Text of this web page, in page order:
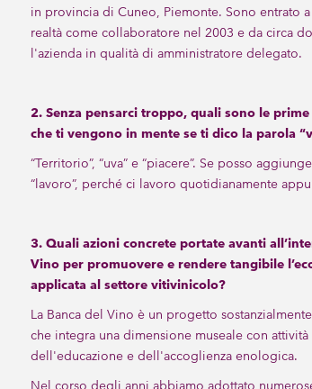
in provincia di Cuneo, Piemonte. Sono entrato
realtà come collaboratore nel 2003 e da circa
l'azienda in qualità di amministratore delegato.
2. Senza pensarci troppo, quali sono le
che ti vengono in mente se ti dico la parola
“Territorio”, “uva” e “piacere”. Se posso
“lavoro”, perché ci lavoro quotidianamente
3. Quali azioni concrete portate avanti
Vino per promuovere e rendere tangibile
applicata al settore vitivinicolo?
La Banca del Vino è un progetto
che integra una dimensione museale con
dell'educazione e dell'accoglienza enologica.
Nel corso degli anni abbiamo adottato